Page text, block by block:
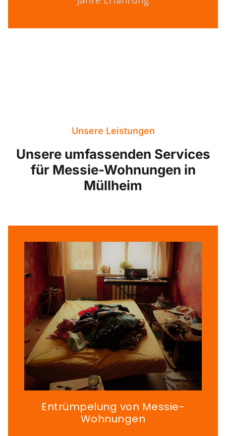
Unsere Leistungen
Unsere umfassenden Services
für Messie-Wohnungen in
Müllheim
Entrümpelung von Messie-
Wohnungen